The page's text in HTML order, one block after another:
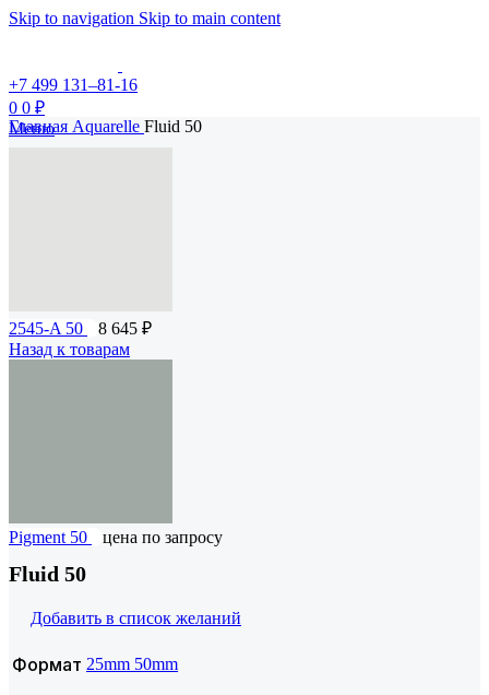
Skip to navigation Skip to main content
+7 499 131–81-16
0 0 ₽
Меню
Главная Aquarelle Fluid 50
2545-A 50 8 645 ₽
Назад к товарам
Pigment 50 цена по запросу
Fluid 50
Добавить в список желаний
Формат 25mm 50mm